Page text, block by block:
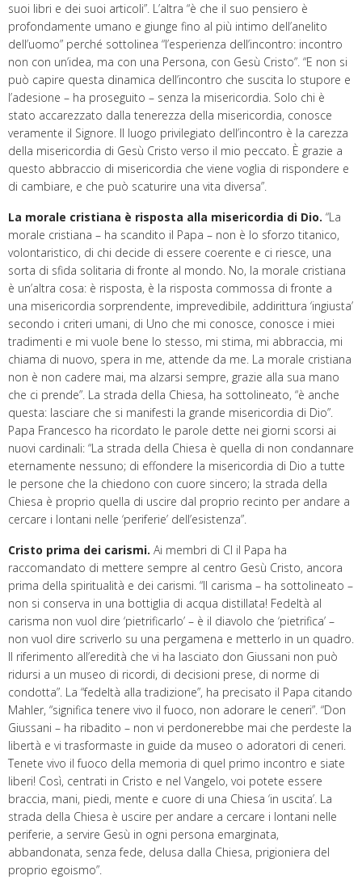
suoi libri e dei suoi articoli”. L’altra “è che il suo pensiero è
profondamente umano e giunge fino al più intimo dell’anelito
dell’uomo” perché sottolinea “l’esperienza dell’incontro: incontro
non con un’idea, ma con una Persona, con Gesù Cristo”. “E non si
può capire questa dinamica dell’incontro che suscita lo stupore e
l’adesione – ha proseguito – senza la misericordia. Solo chi è
stato accarezzato dalla tenerezza della misericordia, conosce
veramente il Signore. Il luogo privilegiato dell’incontro è la carezza
della misericordia di Gesù Cristo verso il mio peccato. È grazie a
questo abbraccio di misericordia che viene voglia di rispondere e
di cambiare, e che può scaturire una vita diversa”.
La morale cristiana è risposta alla misericordia di Dio. “La
morale cristiana – ha scandito il Papa – non è lo sforzo titanico,
volontaristico, di chi decide di essere coerente e ci riesce, una
sorta di sfida solitaria di fronte al mondo. No, la morale cristiana
è un’altra cosa: è risposta, è la risposta commossa di fronte a
una misericordia sorprendente, imprevedibile, addirittura ‘ingiusta’
secondo i criteri umani, di Uno che mi conosce, conosce i miei
tradimenti e mi vuole bene lo stesso, mi stima, mi abbraccia, mi
chiama di nuovo, spera in me, attende da me. La morale cristiana
non è non cadere mai, ma alzarsi sempre, grazie alla sua mano
che ci prende”. La strada della Chiesa, ha sottolineato, “è anche
questa: lasciare che si manifesti la grande misericordia di Dio”.
Papa Francesco ha ricordato le parole dette nei giorni scorsi ai
nuovi cardinali: “La strada della Chiesa è quella di non condannare
eternamente nessuno; di effondere la misericordia di Dio a tutte
le persone che la chiedono con cuore sincero; la strada della
Chiesa è proprio quella di uscire dal proprio recinto per andare a
cercare i lontani nelle ‘periferie’ dell’esistenza”.
Cristo prima dei carismi. Ai membri di Cl il Papa ha
raccomandato di mettere sempre al centro Gesù Cristo, ancora
prima della spiritualità e dei carismi. “Il carisma – ha sottolineato –
non si conserva in una bottiglia di acqua distillata! Fedeltà al
carisma non vuol dire ‘pietrificarlo’ – è il diavolo che ‘pietrifica’ –
non vuol dire scriverlo su una pergamena e metterlo in un quadro.
Il riferimento all’eredità che vi ha lasciato don Giussani non può
ridursi a un museo di ricordi, di decisioni prese, di norme di
condotta”. La “fedeltà alla tradizione”, ha precisato il Papa citando
Mahler, “significa tenere vivo il fuoco, non adorare le ceneri”. “Don
Giussani – ha ribadito – non vi perdonerebbe mai che perdeste la
libertà e vi trasformaste in guide da museo o adoratori di ceneri.
Tenete vivo il fuoco della memoria di quel primo incontro e siate
liberi! Così, centrati in Cristo e nel Vangelo, voi potete essere
braccia, mani, piedi, mente e cuore di una Chiesa ‘in uscita’. La
strada della Chiesa è uscire per andare a cercare i lontani nelle
periferie, a servire Gesù in ogni persona emarginata,
abbandonata, senza fede, delusa dalla Chiesa, prigioniera del
proprio egoismo”.